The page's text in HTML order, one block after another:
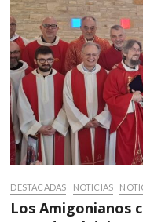
DESTACADAS NOTICIAS
Los Amigonianos